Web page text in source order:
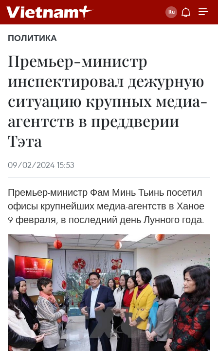
ПОЛИТИКА
Премьер-министр
инспектировал дежурную
ситуацию крупных медиа-
агентств в преддверии
Тэта
09/02/2024 15:53
Премьер-министр Фам Минь Тьинь посетил
офисы крупнейших медиа-агентств в Ханое
9 февраля, в последний день Лунного года.